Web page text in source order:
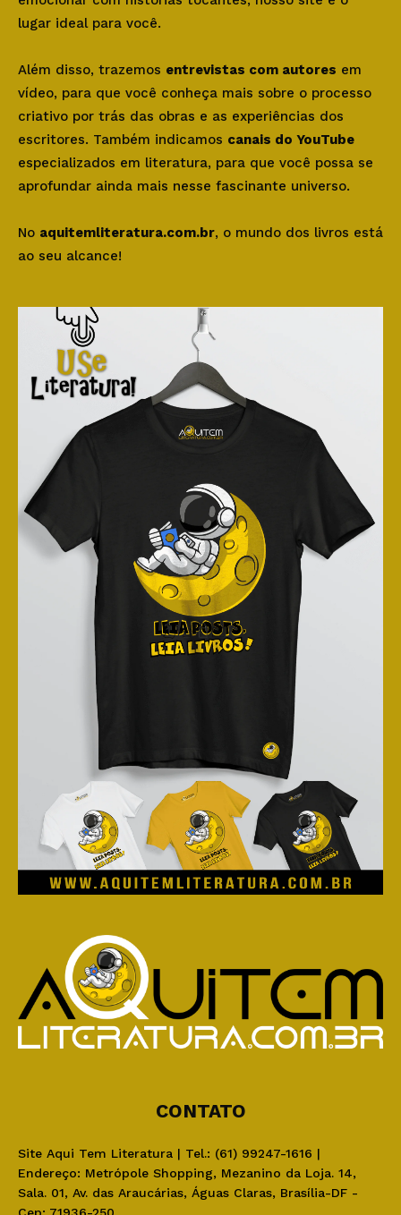
lugar ideal para você.
Além disso, trazemos entrevistas com autores em
vídeo, para que você conheça mais sobre o processo
criativo por trás das obras e as experiências dos
escritores. Também indicamos canais do YouTube
especializados em literatura, para que você possa se
aprofundar ainda mais nesse fascinante universo.
No aquitemliteratura.com.br, o mundo dos livros está
ao seu alcance!
CONTATO
Site Aqui Tem Literatura | Tel.: (61) 99247-1616 |
Endereço: Metrópole Shopping, Mezanino da Loja. 14,
Sala. 01, Av. das Araucárias, Águas Claras, Brasília-DF -
Cep: 71936-250